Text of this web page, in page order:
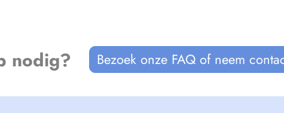
nodig? Bezoek onze FAQ of neem